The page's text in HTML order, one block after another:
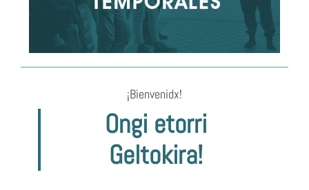
¡Bienvenidx!
Ongi etorri
Geltokira!